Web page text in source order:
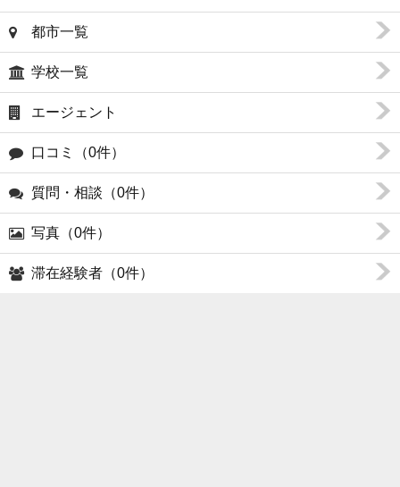
都市一覧
学校一覧
エージェント
口コミ（0件）
質問・相談（0件）
写真（0件）
滞在経験者（0件）